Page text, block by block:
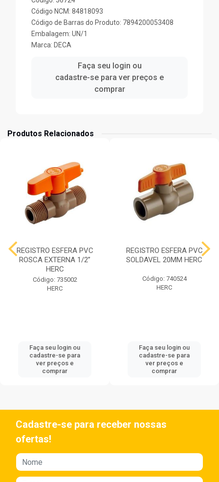
Código NCM: 84818093
Código de Barras do Produto: 7894200053408
Embalagem: UN/1
Marca: DECA
Faça seu login ou
cadastre-se para ver preços e
comprar
Produtos Relacionados
REGISTRO ESFERA PVC
ROSCA EXTERNA 1/2”
HERC
Código: 735002
HERC
Faça seu login ou
cadastre-se para
ver preços e
comprar
REGISTRO ESFERA PVC
SOLDAVEL 20MM HERC
Código: 740524
HERC
Faça seu login ou
cadastre-se para
ver preços e
comprar
Cadastre-se para receber nossas
ofertas!